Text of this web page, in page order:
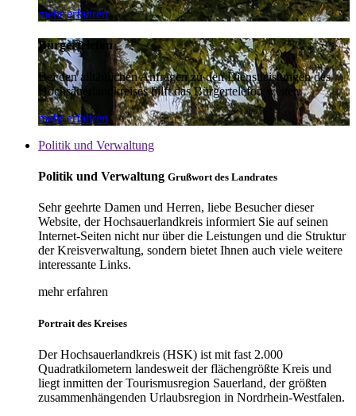
mehr erfahren
Bürgertelefon
Bei den alltäglichen Anfragen zu den Dienstleistungen des
Hochsauerlandkreises hilft das Bürgertelefon weiter.
mehr erfahren
Politik und Verwaltung
Politik und Verwaltung Grußwort des Landrates
Sehr geehrte Damen und Herren, liebe Besucher dieser
Website, der Hochsauerlandkreis informiert Sie auf seinen
Internet-Seiten nicht nur über die Leistungen und die Struktur
der Kreisverwaltung, sondern bietet Ihnen auch viele weitere
interessante Links.
mehr erfahren
Portrait des Kreises
Der Hochsauerlandkreis (HSK) ist mit fast 2.000
Quadratkilometern landesweit der flächengrößte Kreis und
liegt inmitten der Tourismusregion Sauerland, der größten
zusammenhängenden Urlaubsregion in Nordrhein-Westfalen.